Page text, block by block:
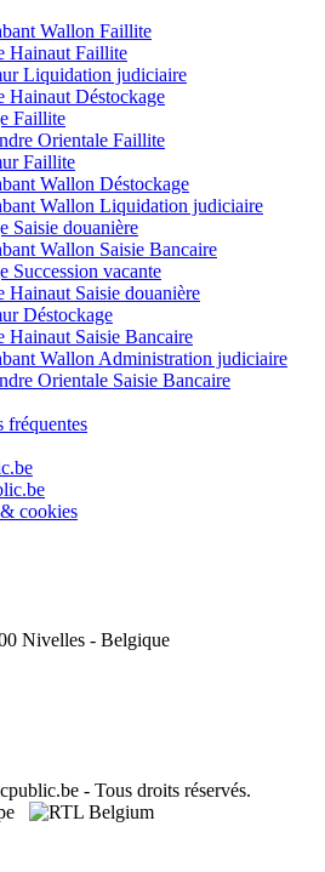
Wallon Faillite
Hainaut Faillite
Liquidation judiciaire
Hainaut Déstockage
Faillite
Orientale Faillite
Faillite
Wallon Déstockage
Wallon Liquidation judiciaire
Saisie douanière
Wallon Saisie Bancaire
Succession vacante
Hainaut Saisie douanière
Déstockage
Hainaut Saisie Bancaire
Wallon Administration judiciaire
Orientale Saisie Bancaire
fréquentes
cookies
Nivelles - Belgique
- Tous droits réservés.